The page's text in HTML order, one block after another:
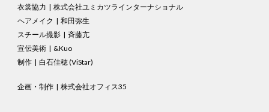
衣裳協力 | 株式会社ユミカツラインターナショナル
ヘアメイク | 和田弥生
スチール撮影 | 斉藤亢
宣伝美術 | &Kuo
制作 | 白石佳穂 (ViStar)
企画・制作 | 株式会社オフィス35